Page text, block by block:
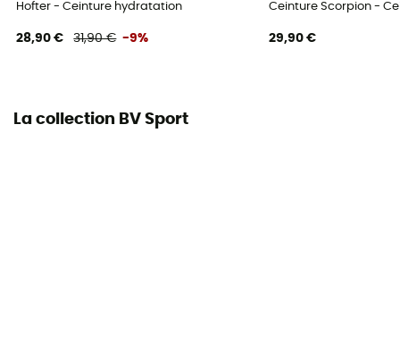
Hofter - Ceinture hydratation
28,90 € 31,90 € -9%
Ceinture Scorpion -
29,90 €
La collection BV Sport